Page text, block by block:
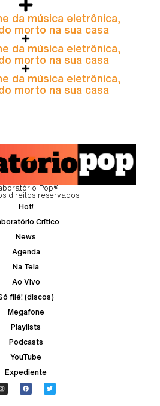
da música eletrônica,
morto na sua casa
da música eletrônica,
morto na sua casa
da música eletrônica,
morto na sua casa
Pop®
direitos reservados
Hot!
Crítico
News
Agenda
Na Tela
Ao Vivo
filé! (discos)
Megafone
Playlists
Podcasts
YouTube
Expediente